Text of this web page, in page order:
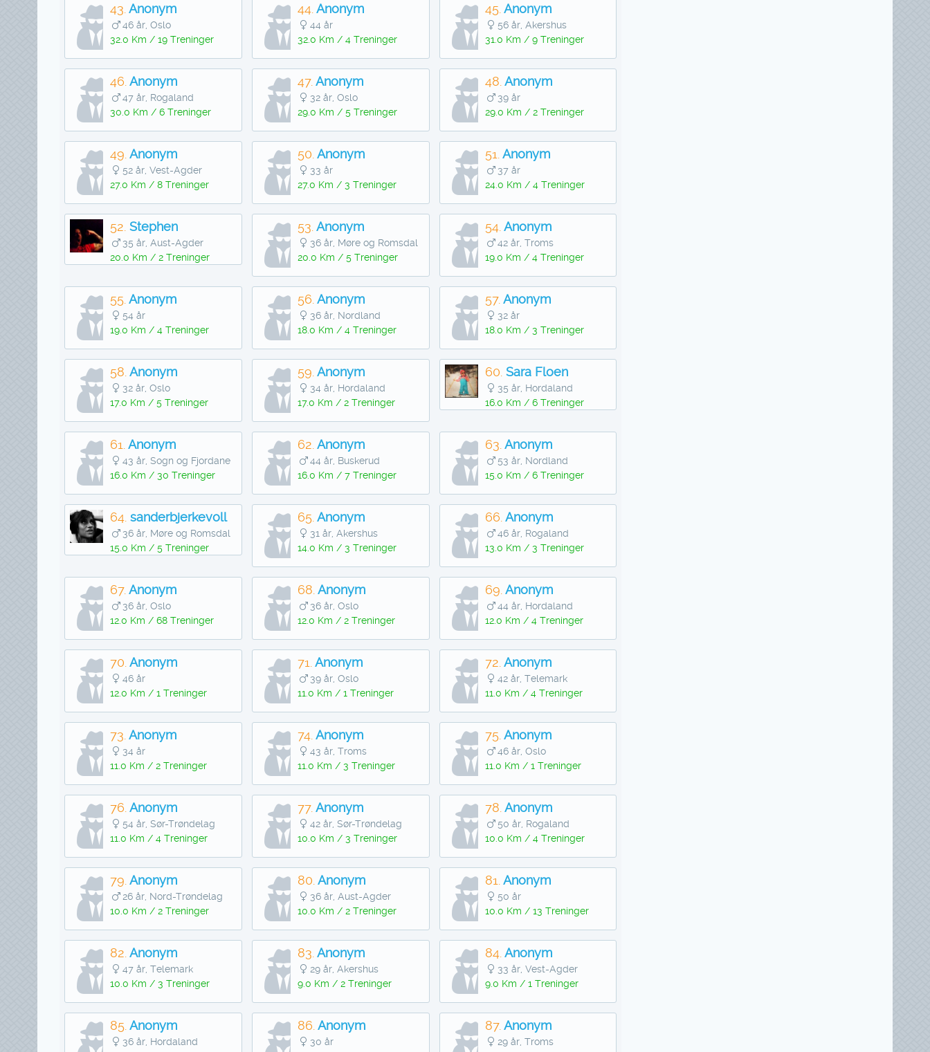
43. Anonym
46 år, Oslo
32.0 Km / 19 Treninger
44. Anonym
44 år
32.0 Km / 4 Treninger
45. Anonym
56 år, Akershus
31.0 Km / 9 Treninger
46. Anonym
47 år, Rogaland
30.0 Km / 6 Treninger
47. Anonym
32 år, Oslo
29.0 Km / 5 Treninger
48. Anonym
39 år
29.0 Km / 2 Treninger
49. Anonym
52 år, Vest-Agder
27.0 Km / 8 Treninger
50. Anonym
33 år
27.0 Km / 3 Treninger
51. Anonym
37 år
24.0 Km / 4 Treninger
52. Stephen
35 år, Aust-Agder
20.0 Km / 2 Treninger
53. Anonym
36 år, Møre og Romsdal
20.0 Km / 5 Treninger
54. Anonym
42 år, Troms
19.0 Km / 4 Treninger
55. Anonym
54 år
19.0 Km / 4 Treninger
56. Anonym
36 år, Nordland
18.0 Km / 4 Treninger
57. Anonym
32 år
18.0 Km / 3 Treninger
58. Anonym
32 år, Oslo
17.0 Km / 5 Treninger
59. Anonym
34 år, Hordaland
17.0 Km / 2 Treninger
60. Sara Floen
35 år, Hordaland
16.0 Km / 6 Treninger
61. Anonym
43 år, Sogn og Fjordane
16.0 Km / 30 Treninger
62. Anonym
44 år, Buskerud
16.0 Km / 7 Treninger
63. Anonym
53 år, Nordland
15.0 Km / 6 Treninger
64. sanderbjerkevoll
36 år, Møre og Romsdal
15.0 Km / 5 Treninger
65. Anonym
31 år, Akershus
14.0 Km / 3 Treninger
66. Anonym
46 år, Rogaland
13.0 Km / 3 Treninger
67. Anonym
36 år, Oslo
12.0 Km / 68 Treninger
68. Anonym
36 år, Oslo
12.0 Km / 2 Treninger
69. Anonym
44 år, Hordaland
12.0 Km / 4 Treninger
70. Anonym
46 år
12.0 Km / 1 Treninger
71. Anonym
39 år, Oslo
11.0 Km / 1 Treninger
72. Anonym
42 år, Telemark
11.0 Km / 4 Treninger
73. Anonym
34 år
11.0 Km / 2 Treninger
74. Anonym
43 år, Troms
11.0 Km / 3 Treninger
75. Anonym
46 år, Oslo
11.0 Km / 1 Treninger
76. Anonym
54 år, Sør-Trøndelag
11.0 Km / 4 Treninger
77. Anonym
42 år, Sør-Trøndelag
10.0 Km / 3 Treninger
78. Anonym
50 år, Rogaland
10.0 Km / 4 Treninger
79. Anonym
26 år, Nord-Trøndelag
10.0 Km / 2 Treninger
80. Anonym
36 år, Aust-Agder
10.0 Km / 2 Treninger
81. Anonym
50 år
10.0 Km / 13 Treninger
82. Anonym
47 år, Telemark
10.0 Km / 3 Treninger
83. Anonym
29 år, Akershus
9.0 Km / 2 Treninger
84. Anonym
33 år, Vest-Agder
9.0 Km / 1 Treninger
85. Anonym
36 år, Hordaland
86. Anonym
30 år
87. Anonym
29 år, Troms